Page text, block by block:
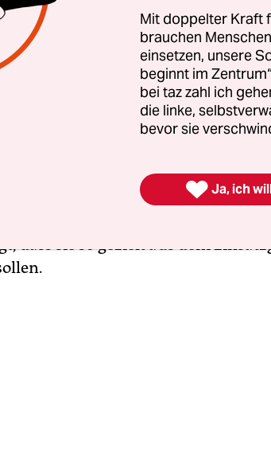
an Bord nahm und nicht so
Ortona angefahren habe, teilte
geht auf ein Dekret der
Ministerpräsidentin
Februar verfügt, dass
ihr zuweist. Auf dem Weg sind
Seither schickt Italien vor allem
dass sie so gezielt aus dem
Mit doppelter Kraft
brauchen
einsetzen, unsere
beginnt im
bei taz zahl ich
die linke,
bevor sie
 Ja, ich